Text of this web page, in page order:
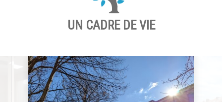
UN CADRE DE VIE